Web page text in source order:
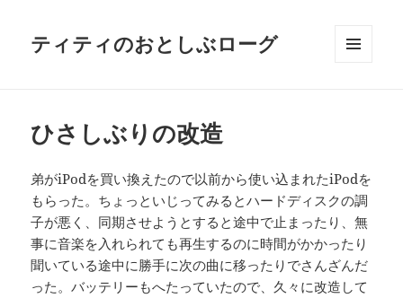
ティティのおとしぶローグ
ひさしぶりの改造
弟がiPodを買い換えたので以前から使い込まれたiPodを
もらった。ちょっといじってみるとハードディスクの調
子が悪く、同期させようとすると途中で止まったり、無
事に音楽を入れられても再生するのに時間がかかったり
聞いている途中に勝手に次の曲に移ったりでさんざんだ
った。バッテリーもへたっていたので、久々に改造して